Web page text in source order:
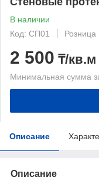
В наличии
Код: СП01
Розница
2 500 ₸/кв.м
Минимальная сумма
Описание
Описание